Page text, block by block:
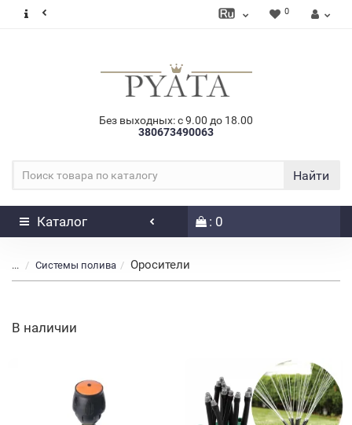
0
Без выходных: с 9.00 до 18.00
380673490063
Найти
Каталог : 0
... Системы полива Оросители
В наличии